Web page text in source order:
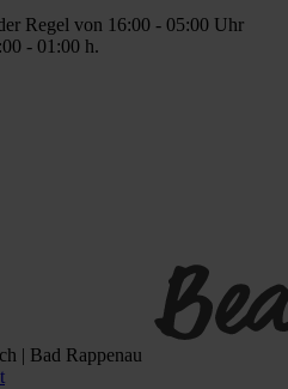
Regel von 16:00 - 05:00 Uhr
- 01:00 h.
| Bad Rappenau